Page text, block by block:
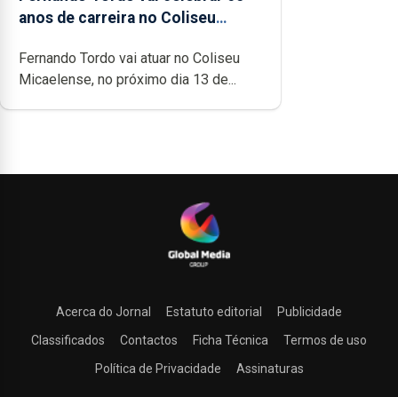
anos de carreira no Coliseu
Fernando Tordo vai atuar no Coliseu
Micaelense, no próximo dia 13 de...
Acerca do Jornal Estatuto editorial
Publicidade
Classificados
Contactos Ficha Técnica
Termos de uso
Política de Privacidade
Assinaturas